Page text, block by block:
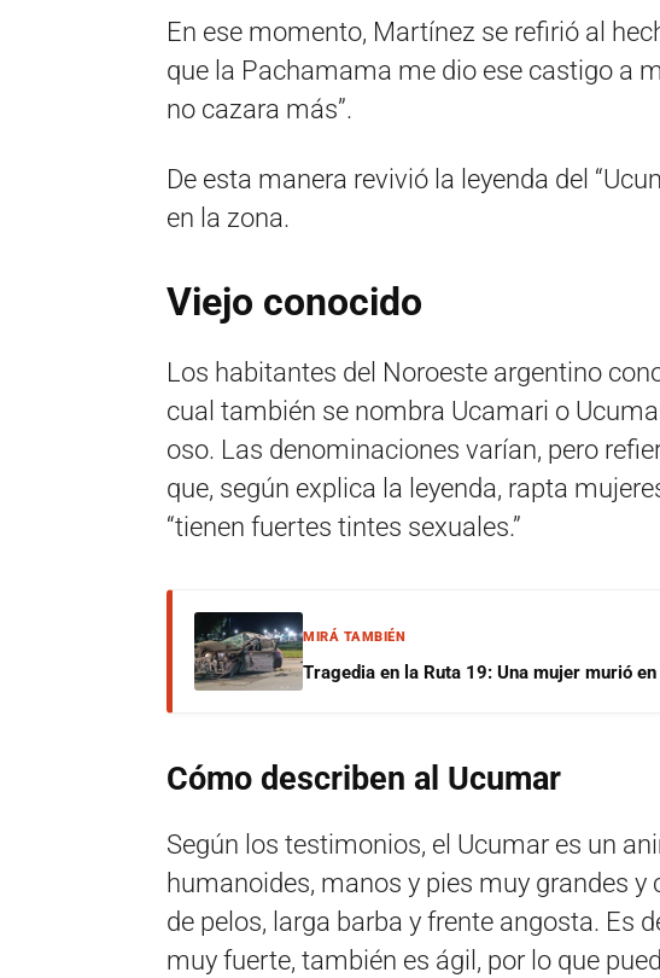
En ese momento, Martínez se refirió al
que la Pachamama me dio ese castigo a
no cazara más”.
De esta manera revivió la leyenda del
en la zona.
Viejo conocido
Los habitantes del Noroeste argentino
cual también se nombra Ucamari o
oso. Las denominaciones varían, pero
que, según explica la leyenda, rapta
“tienen fuertes tintes sexuales.”
MIRÁ TAMBIÉN
Tragedia en la Ruta 19: Una mujer murió
Cómo describen al Ucumar
Según los testimonios, el Ucumar es un
humanoides, manos y pies muy grandes
de pelos, larga barba y frente angosta. Es
muy fuerte, también es ágil, por lo que